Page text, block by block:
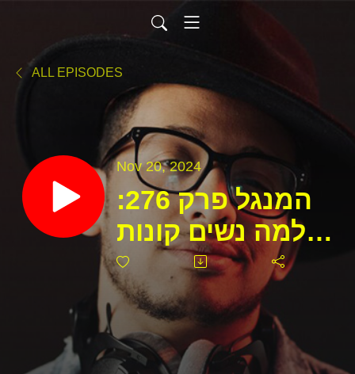
ALL EPISODES
Nov 20, 2024
המנגל פרק 276:
למה נשים קונות
שמפו של גברים?
| הקאמבקים הכי
מפוארים
בהיסטוריה